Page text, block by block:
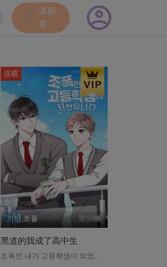
请奶
茶
第59话
기탄,호롤
连载
黑道的我成了高中生